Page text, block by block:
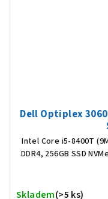
Dell Optiplex 3060
Intel Core i5-8400T
DDR4, 256GB SSD
Skladem(>5 ks)